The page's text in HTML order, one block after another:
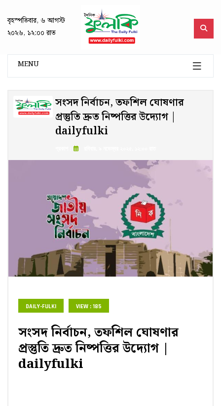
বৃহস্পতিবার, ৬ আগস্ট
২০২৬, ১২:০০ রাত
MENU
সংসদ নির্বাচন, তফশিল ঘোষণার
প্রস্তুতি দ্রুত নিষ্পত্তির উদ্যোগ |
dailyfulki
DAILY-FULKI VIEW : 185
সংসদ নির্বাচন, তফশিল ঘোষণার
প্রস্তুতি দ্রুত নিষ্পত্তির উদ্যোগ |
dailyfulki